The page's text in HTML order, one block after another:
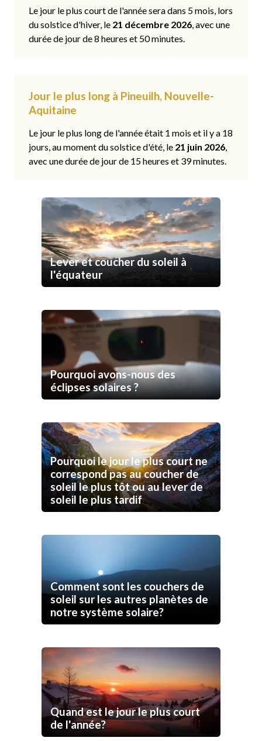
Le jour le plus court de l'année sera dans 5 mois, lors
du solstice d'hiver, le 21 décembre 2026, avec une
durée de jour de 8 heures et 50 minutes.
Jour le plus long à Pineuilh, Nouvelle-
Aquitaine
Le jour le plus long de l'année était 1 mois et il y a 18
jours, au moment du solstice d'été, le 21 juin 2026,
avec une durée de jour de 15 heures et 39 minutes.
Lever et coucher du soleil à
l'équateur
Pourquoi avons-nous des
éclipses solaires ?
Pourquoi le jour le plus court ne
correspond pas au coucher de
soleil le plus tôt ou au lever de
soleil le plus tardif
Comment sont les couchers de
soleil sur les autres planètes de
notre système solaire?
Quand est le jour le plus court
de l'année?